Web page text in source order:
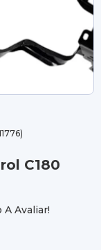
C180
Avaliar!